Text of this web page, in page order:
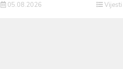
05.08.2026 Vijesti